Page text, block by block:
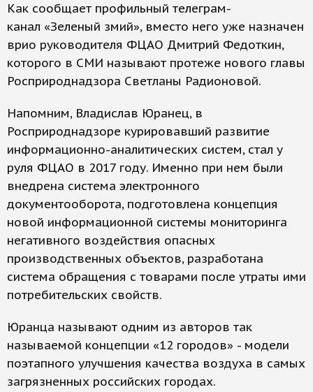
Как сообщает профильный телеграм-
канал «Зеленый змий», вместо него уже назначен
врио руководителя ФЦАО Дмитрий Федоткин,
которого в СМИ называют протеже нового главы
Росприроднадзора Светланы Радионовой.
Напомним, Владислав Юранец, в
Росприроднадзоре курировавший развитие
информационно-аналитических систем, стал у
руля ФЦАО в 2017 году. Именно при нем были
внедрена система электронного
документооборота, подготовлена концепция
новой информационной системы мониторинга
негативного воздействия опасных
производственных объектов, разработана
система обращения с товарами после утраты ими
потребительских свойств.
Юранца называют одним из авторов так
называемой концепции «12 городов» - модели
поэтапного улучшения качества воздуха в самых
загрязненных российских городах.